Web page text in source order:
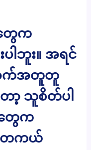
ေက
ါဘူး။ အရင်
ာက်အတူတူ
ော့ သူစိတ်ပါ
တွေက
တကယ်